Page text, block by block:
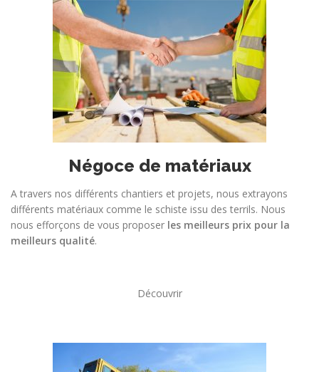
Négoce de matériaux
A travers nos différents chantiers et projets, nous extrayons
différents matériaux comme le schiste issu des terrils. Nous
nous efforçons de vous proposer les meilleurs prix pour la
meilleurs qualité.
Découvrir